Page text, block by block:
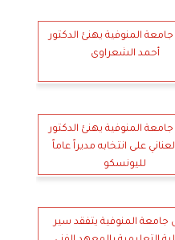
المنوفية يهنئ الدكتور
أحمد الشعراوى
المنوفية يهنئ الدكتور
على انتخابه مديراً عاماً
لليونسكو
جامعة المنوفية يتفقد سير